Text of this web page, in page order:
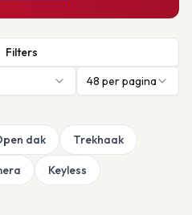
Filters
48 per pagina
dak Trekhaak
Keyless